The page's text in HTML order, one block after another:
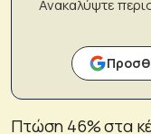
Ανακαλύψτε
Πτώση 46% στα